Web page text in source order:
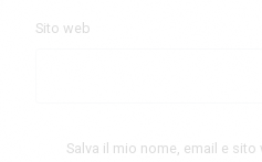
Sito web
Salva il mio nome, email e